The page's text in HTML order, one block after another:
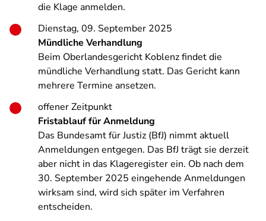
die Klage anmelden.
Dienstag, 09. September 2025
Mündliche Verhandlung
Beim Oberlandesgericht Koblenz findet die
mündliche Verhandlung statt. Das Gericht kann
mehrere Termine ansetzen.
offener Zeitpunkt
Fristablauf für Anmeldung
Das Bundesamt für Justiz (BfJ) nimmt aktuell
Anmeldungen entgegen. Das BfJ trägt sie derzeit
aber nicht in das Klageregister ein. Ob nach dem
30. September 2025 eingehende Anmeldungen
wirksam sind, wird sich später im Verfahren
entscheiden.